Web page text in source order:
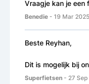
Vraagje kan je een
Benedie - 19 Mar
Beste Reyhan,
Dit is mogelijk bij
Superfietsen - 27